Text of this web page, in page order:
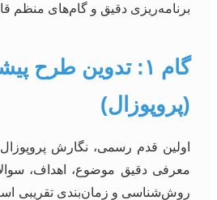
برنامه‌ریزی دقیق و گام‌های منظم
گام ۱: تدوین طرح
(پروپوزال)
اولین قدم رسمی، نگارش
معرفی دقیق موضوع، اهداف،
روش‌شناسی و زمان‌بندی تقریبی